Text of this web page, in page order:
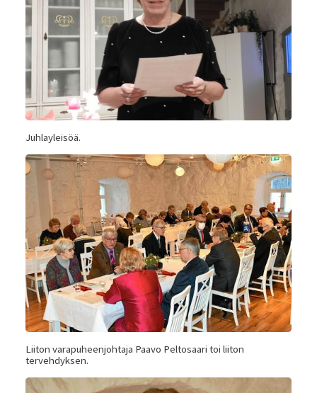
Juhlayleisöä.
Liiton varapuheenjohtaja Paavo Peltosaari toi liiton
tervehdyksen.